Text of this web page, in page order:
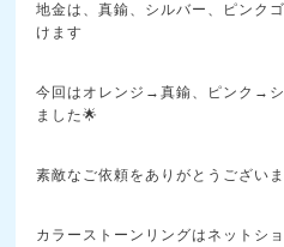
地金は、真鍮、シルバー、ピンク
けます
今回はオレンジ→真鍮、ピンク→
ました🌟
素敵なご依頼をありがとうございま
カラーストーンリングはネットシ